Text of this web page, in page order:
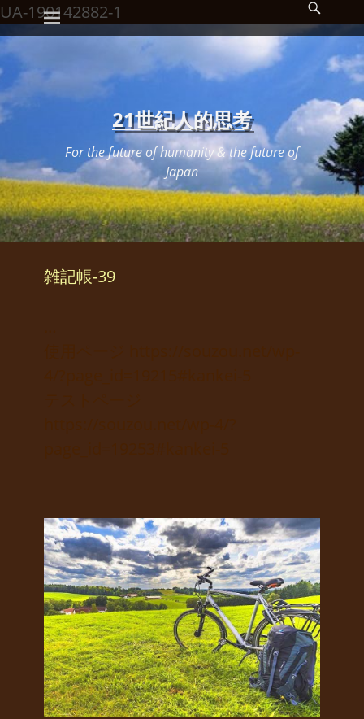
UA-190142882-1
コ
ン
ス
キ
ッ
プ
メインメニュー
索
開
始
21世紀人的思考
For the future of humanity & the future of
Japan
雑記帳-39